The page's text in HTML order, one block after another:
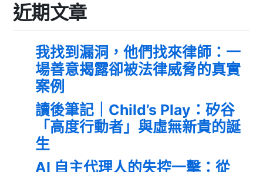
近期文章
我找到漏洞，他們找來律師：一
場善意揭露卻被法律威脅的真實
案例
讀後筆記｜Child’s Play：矽谷
「高度行動者」與虛無新貴的誕
生
AI 自主代理人的失控一擊：從